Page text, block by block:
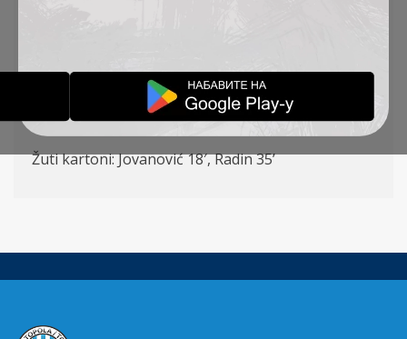
85′) Mboungou, Savić, Todoroski (Šoš 75′) –
Pantović (Vulić 65′)
Strelci: Stanić 20, ‘Mboungou 36′, 60′, Pantović 56′
Žuti kartoni: Jovanović 18′, Radin 35’